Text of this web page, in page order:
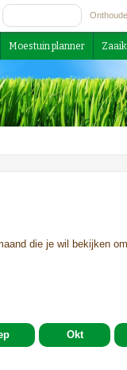
Moestuin planner
die je wil bekijken
Okt